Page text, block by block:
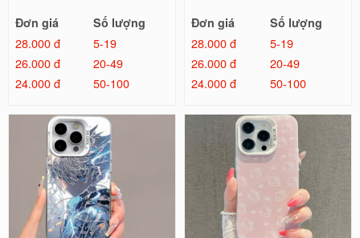
Đơn giá
Số lượng
28.000 đ
5-19
26.000 đ
20-49
24.000 đ
50-100
Đơn giá
Số lượng
28.000 đ
5-19
26.000 đ
20-49
24.000 đ
50-100